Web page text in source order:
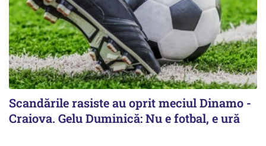
Scandările rasiste au oprit meciul Dinamo -
Craiova. Gelu Duminică: Nu e fotbal, e ură